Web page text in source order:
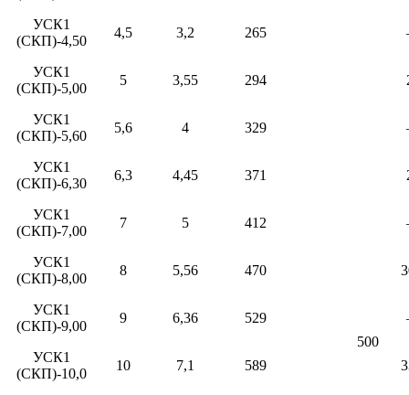
УСК1
(СКП)-4,50
4,5 3,2 265
УСК1
(СКП)-5,00
5 3,55 294
УСК1
(СКП)-5,60
5,6 4 329
УСК1
(СКП)-6,30
6,3 4,45 371
УСК1
(СКП)-7,00
7 5 412
500
УСК1
(СКП)-8,00
8 5,56 470
УСК1
(СКП)-9,00
9 6,36 529
УСК1
(СКП)-10,0
10 7,1 589